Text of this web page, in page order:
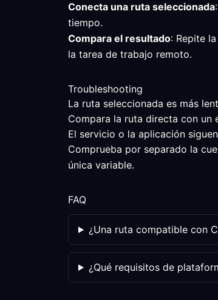
Conecta una ruta seleccionada
tiempo.
Compara el resultado: Repite
la tarea de trabajo remoto.
Troubleshooting
La ruta seleccionada es más
Compara la ruta directa con un
El servicio o la aplicación
Comprueba por separado la
única variable.
FAQ
¿Una ruta compatible con
¿Qué requisitos de